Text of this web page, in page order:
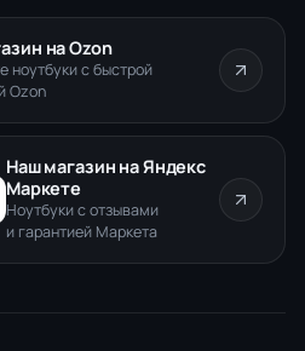
на Ozon
ноутбуки с быстрой
Ozon
Наш магазин на Яндекс
Маркете
Ноутбуки с отзывами
и гарантией Маркета